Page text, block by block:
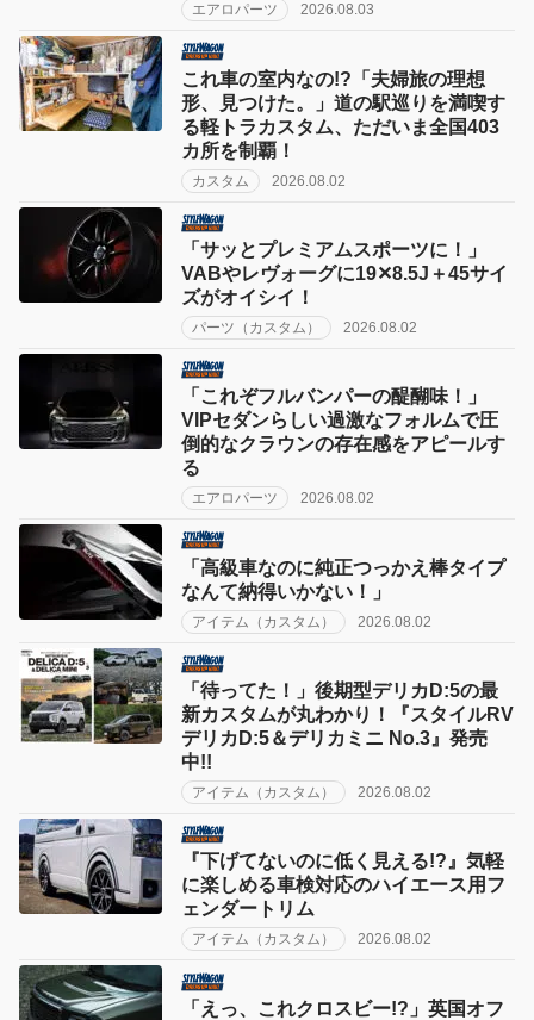
エアロパーツ 2026.08.03
これ車の室内なの!?「夫婦旅の理想
形、見つけた。」道の駅巡りを満喫す
る軽トラカスタム、ただいま全国403
カ所を制覇！
カスタム 2026.08.02
「サッとプレミアムスポーツに！」
VABやレヴォーグに19✕8.5J＋45サイ
ズがオイシイ！
パーツ（カスタム） 2026.08.02
「これぞフルバンパーの醍醐味！」
VIPセダンらしい過激なフォルムで圧
倒的なクラウンの存在感をアピールす
る
エアロパーツ 2026.08.02
「高級車なのに純正つっかえ棒タイプ
なんて納得いかない！」
アイテム（カスタム） 2026.08.02
「待ってた！」後期型デリカD:5の最
新カスタムが丸わかり！『スタイルRV
デリカD:5＆デリカミニ No.3』発売
中!!
アイテム（カスタム） 2026.08.02
『下げてないのに低く見える!?』気軽
に楽しめる車検対応のハイエース用フ
ェンダートリム
アイテム（カスタム） 2026.08.02
「えっ、これクロスビー!?」英国オフ